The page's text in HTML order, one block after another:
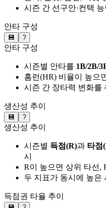
시즌 간 선구안·컨택
안타 구성
💾 ?
안타 구성
시즌별 안타를 1B/2B/
홈런(HR) 비율이 높으
시즌 간 장타력 변화를
생산성 추이
💾 ?
생산성 추이
시즌별 득점(R)과 타점
시
R이 높으면 상위 타선,
두 지표가 동시에 높은
득점권 타율 추이